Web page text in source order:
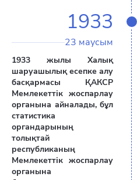
1933
23 маусым
1933 жылы Халық
шаруашылық есепке алу
басқармасы ҚАКСР
Мемлекеттік жоспарлау
органына айналады, бұл
статистика
органдарының
толықтай
республиканың
Мемлекеттік жоспарлау
органына